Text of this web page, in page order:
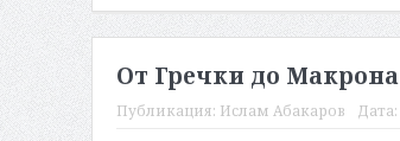
От Гречки до Макрона
Публикация: Ислам Абакаров Дата: